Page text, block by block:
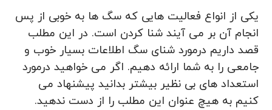
یکی از انواع فعالیت هایی که سگ ها به خوبی از پس
انجام آن بر می آیند شنا کردن است. در این مطلب
قصد داریم درمورد شنای سگ اطلاعات بسیار خوب و
جامعی را به شما ارائه دهیم. اگر می خواهید درمورد
استعداد های بی نظیر بیشتر بدانید پیشنهاد می
کنیم به هیچ عنوان این مطلب را از دست ندهید.